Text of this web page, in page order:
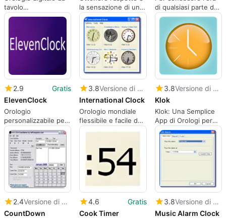
tavolo
completamente
la sensazione di un
orologio a cucù
vecchio stile
di qualsiasi parte del
mondo nella barra
delle applicazioni
2.9
Gratis
ElevenClock
Orologio
personalizzabile per
le barre delle
applicazioni
secondarie
3.8
Versione di prova
International Clock
Orologio mondiale
flessibile e facile da
usare
3.8
Versione di prova
Klok
Klok: Una Semplice
App di Orologi per
Windows
2.4
Versione di prova
CountDown
4.6
Gratis
Cook Timer
3.8
Versione di prova
Music Alarm Clock